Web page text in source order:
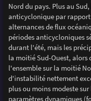
Nord du pays. Plus au
anticyclonique par
alternances de flux
périodes anticycloniques
durant l'été, mais les
la moitié Sud-Ouest, alors
l'ensemble sur la moitié
d'instabilité nettement
plus ou moins modeste
paramètres dynamiques